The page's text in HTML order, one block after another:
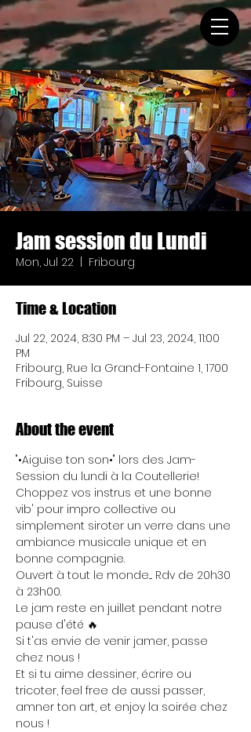
Jam session du Lundi
Mon, Jul 22 Fribourg
Time & Location
Jul 22, 2024, 8:30 PM – Jul 23, 2024, 11:00
PM
Fribourg, Rue la Grand-Fontaine 1, 1700
Fribourg, Suisse
About the event
"•Aiguise ton son•" lors des Jam-
Session du lundi à la Coutellerie!
Choppez vos instrus et une bonne
vib' pour impro collective ou
simplement siroter un verre dans une
ambiance musicale unique et en
bonne compagnie.
Ouvert à tout le monde.... Rdv de 20h30
à 23h00.
Le jam reste en juillet pendant notre
pause d'été 🔥
Si t'as envie de venir jamer, passe
chez nous !
Et si tu aime dessiner, écrire ou
tricoter, feel free de aussi passer,
amner ton art, et enjoy la soirée chez
nous !